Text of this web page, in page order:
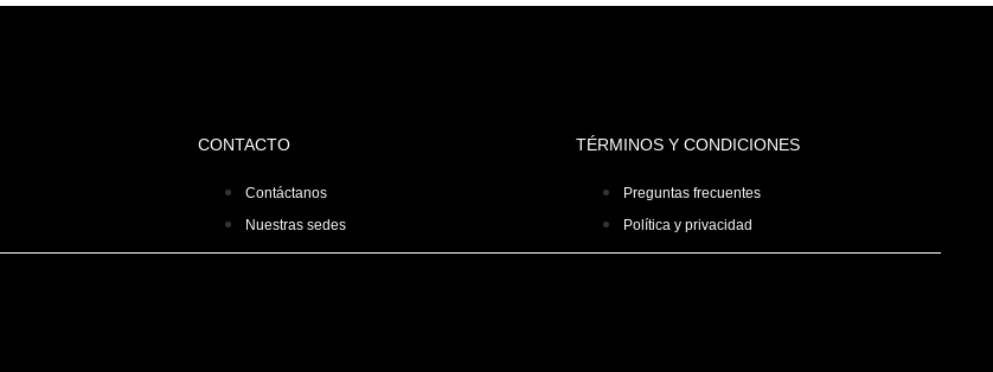
CONTACTO
Contáctanos
Nuestras sedes
TÉRMINOS Y CONDICIONES
Preguntas frecuentes
Política y privacidad